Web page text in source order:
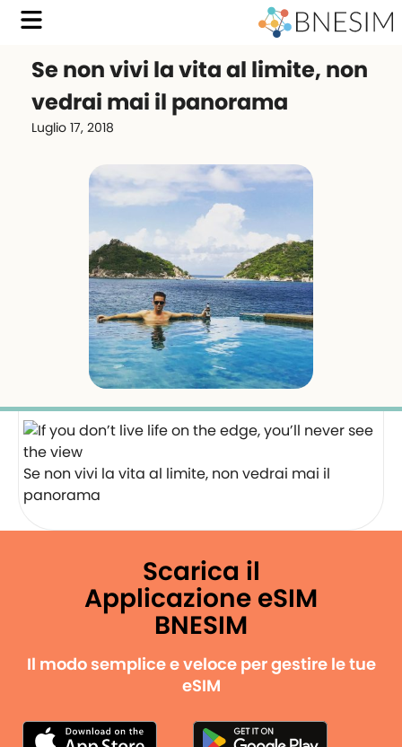
Se non vivi la vita al limite, non
vedrai mai il panorama
Luglio 17, 2018
Se non vivi la vita al limite, non vedrai mai il
panorama
Scarica il
Applicazione eSIM
BNESIM
Il modo semplice e veloce per gestire le tue
eSIM